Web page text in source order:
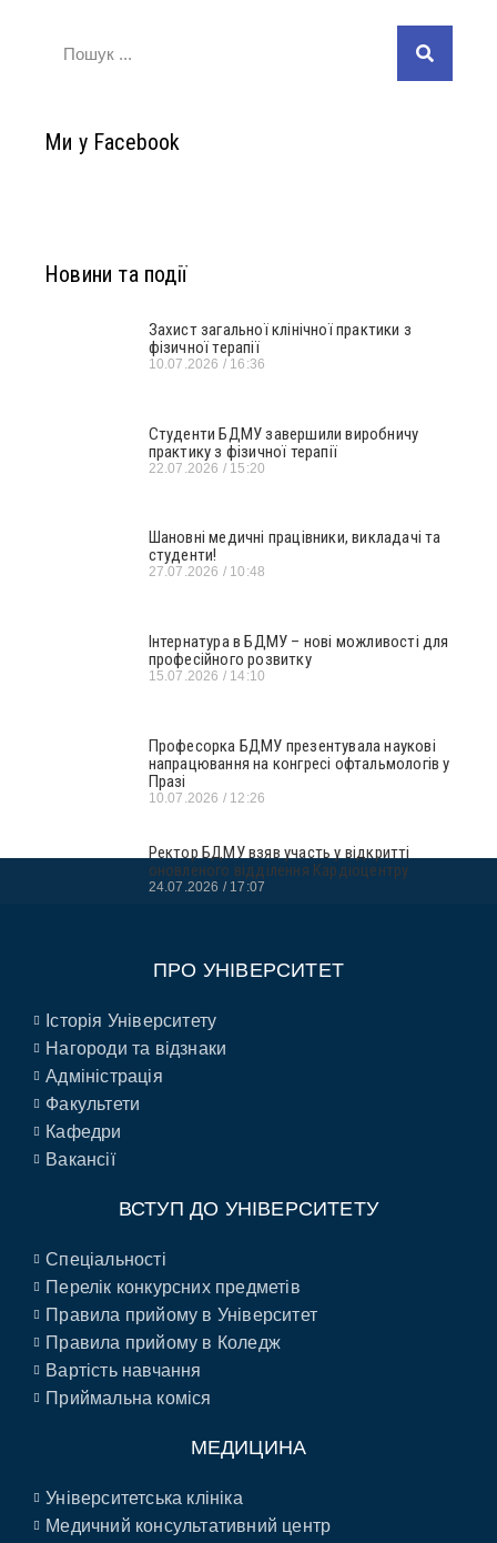
Ми у Facebook
Новини та події
Захист загальної клінічної практики з
фізичної терапії
10.07.2026 16:36
Студенти БДМУ завершили виробничу
практику з фізичної терапії
22.07.2026 15:20
Шановні медичні працівники, викладачі та
студенти!
27.07.2026 10:48
Інтернатура в БДМУ – нові можливості для
професійного розвитку
15.07.2026 14:10
Професорка БДМУ презентувала наукові
напрацювання на конгресі офтальмологів у
Празі
10.07.2026 12:26
Ректор БДМУ взяв участь у відкритті
оновленого відділення Кардіоцентру
24.07.2026 17:07
ПРО УНІВЕРСИТЕТ
Історія Університету
Нагороди та відзнаки
Адміністрація
Факультети
Кафедри
Вакансії
ВСТУП ДО УНІВЕРСИТЕТУ
Спеціальності
Перелік конкурсних предметів
Правила прийому в Університет
Правила прийому в Коледж
Вартість навчання
Приймальна коміся
МЕДИЦИНА
Університетська клініка
Медичний консультативний центр